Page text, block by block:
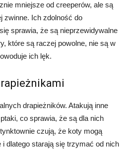
mniejsze od creeperów, ale są
zwinne. Ich zdolność do
sprawia, że są nieprzewidywalne
które są raczej powolne, nie są w
ich lęk.
drapieżników. Atakują inne
co sprawia, że są dla nich
czują, że koty mogą
dlatego starają się trzymać od nich